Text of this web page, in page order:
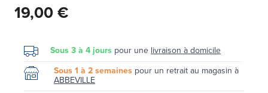
19,00 €
Sous 3 à 4 jours pour une livraison à domicile
Sous 1 à 2 semaines pour un retrait au magasin à
ABBEVILLE